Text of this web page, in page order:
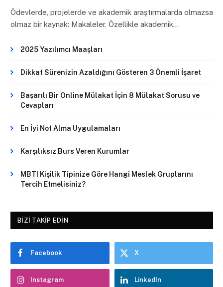
Ödevlerde, projelerde ve akademik araştırmalarda olmazsa
olmaz bir kaynak: Makaleler. Özellikle akademik…
2025 Yazılımcı Maaşları
Dikkat Sürenizin Azaldığını Gösteren 3 Önemli İşaret
Başarılı Bir Online Mülakat İçin 8 Mülakat Sorusu ve
Cevapları
En İyi Not Alma Uygulamaları
Karşılıksız Burs Veren Kurumlar
MBTI Kişilik Tipinize Göre Hangi Meslek Gruplarını
Tercih Etmelisiniz?
BIZI TAKIP EDIN
Facebook X
Instagram LinkedIn